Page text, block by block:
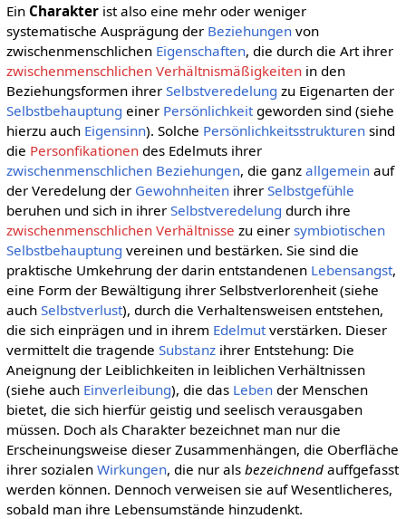
Ein Charakterist also eine mehr oder weniger
systematische Ausprägung der Beziehungenvon
zwischenmenschlichen Eigenschaften, die durch die Art ihrer
zwischenmenschlichen Verhältnismäßigkeitenin den
Beziehungsformen ihrer Selbstveredelung zu Eigenarten der
Selbstbehauptung einer Persönlichkeitgeworden sind (siehe
hierzu auch Eigensinn). Solche Persönlichkeitsstrukturensind
die Personfikationendes Edelmuts ihrer
zwischenmenschlichen Beziehungen, die ganz allgemeinauf
der Veredelung der Gewohnheitenihrer Selbstgefühle
beruhen und sich in ihrer Selbstveredelung durch ihre
zwischenmenschlichen Verhältnisse zu einer symbiotischen
Selbstbehauptung vereinen und bestärken. Sie sind die
praktische Umkehrung der darin entstandenen Lebensangst,
eine Form der Bewältigung ihrer Selbstverlorenheit (siehe
auch Selbstverlust), durch die Verhaltensweisen entstehen,
die sich einprägen und in ihrem Edelmutverstärken. Dieser
vermittelt die tragende Substanzihrer Entstehung: Die
Aneignung der Leiblichkeiten in leiblichen Verhältnissen
(siehe auch Einverleibung), die das Lebender Menschen
bietet, die sich hierfür geistig und seelisch verausgaben
müssen. Doch als Charakter bezeichnet man nur die
Erscheinungsweise dieser Zusammenhängen, die Oberfläche
ihrer sozialen Wirkungen, die nur als bezeichnendauffgefasst
werden können. Dennoch verweisen sie auf Wesentlicheres,
sobald man ihre Lebensumstände hinzudenkt.